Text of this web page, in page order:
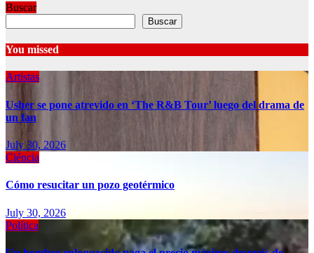
Buscar
Buscar
You missed
Artistas
Usher se pone atrevido en ‘The R&B Tour’ luego del drama de
un fan
July 30, 2026
Ciéncia
Cómo resucitar un pozo geotérmico
July 30, 2026
Política